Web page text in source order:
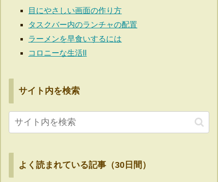
目にやさしい画面の作り方
タスクバー内のランチャの配置
ラーメンを早食いするには
コロニーな生活II
サイト内を検索
よく読まれている記事（30日間）